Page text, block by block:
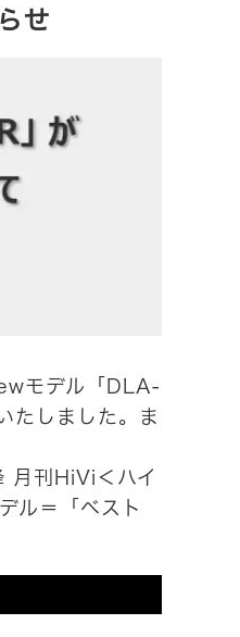
せ
モデル「DLA-
しました。ま
月刊HiVi＜ハイ
ル＝「ベスト